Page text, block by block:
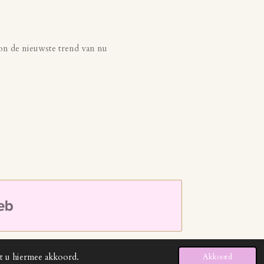
u hiermee akkoord. Akkoord
de nieuwste trend van nu